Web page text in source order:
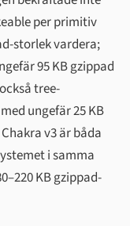
per primitiv
storlek vardera;
95 KB gzippad
tree-
ungefär 25 KB
v3 är båda
i samma
KB gzippad-